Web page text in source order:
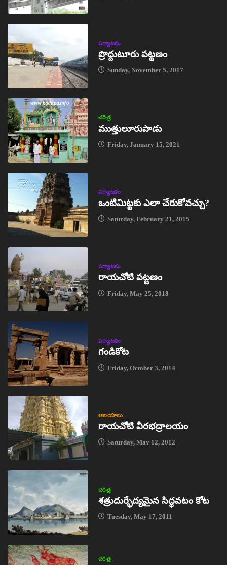
పర్యాటకం
ప్రొద్దుటూరు పట్టణం
Sunday, November 5, 2017
చరిత్ర
ముత్తులూరుపాడు
Friday, January 15, 2021
పర్యాటకం
ఒంటిమిట్టకు ఎలా చేరుకోవచ్చు?
Saturday, February 21, 2015
పర్యాటకం
రాయచోటి పట్టణం
Friday, May 25, 2018
పర్యాటకం
గండికోట
Friday, October 3, 2014
ఆలయాలు
రాయచోటి వీరభద్రాలయం
Saturday, May 12, 2012
చరిత్ర
శత్రుదుర్భేద్యమైన సిద్ధవటం కోట
Tuesday, May 17, 2011
చరిత్ర